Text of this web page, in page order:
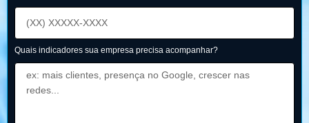
Quais indicadores sua empresa precisa acompanhar?